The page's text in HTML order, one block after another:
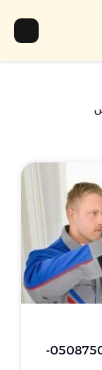
شركة تركيب مكييفات بالرياض – 0508750298-